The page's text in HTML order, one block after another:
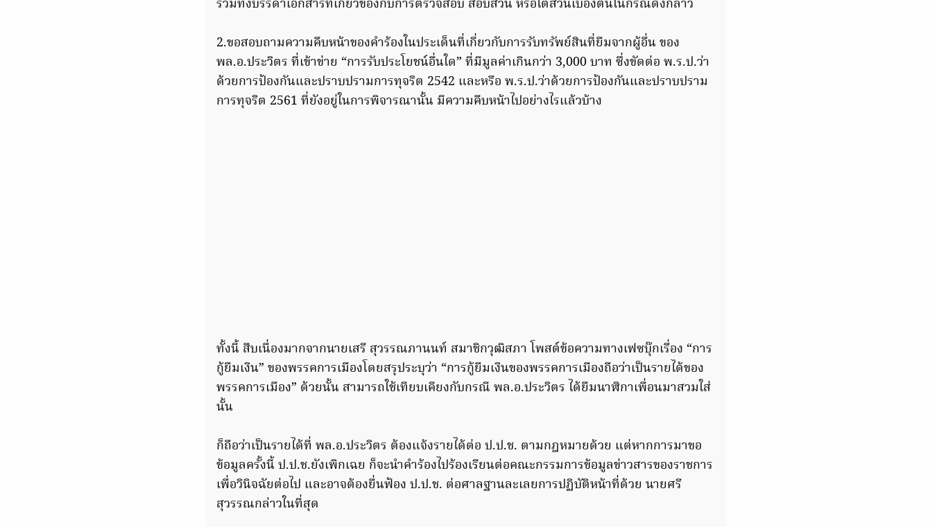
รวมทั้งบรรดาเอกสารที่เกี่ยวข้องกับการตรวจสอบ สอบสวน หรือไต่สวนเบื้องต้นในกรณีดังกล่าว
2.ขอสอบถามความคืบหน้าของคำร้องในประเด็นที่เกี่ยวกับการรับทรัพย์สินที่ยืมจากผู้อื่น ของ
พล.อ.ประวิตร ที่เข้าข่าย “การรับประโยชน์อื่นใด” ที่มีมูลค่าเกินกว่า 3,000 บาท ซึ่งขัดต่อ พ.ร.ป.ว่า
ด้วยการป้องกันและปราบปรามการทุจริต 2542 และหรือ พ.ร.ป.ว่าด้วยการป้องกันและปราบปราม
การทุจริต 2561 ที่ยังอยู่ในการพิจารณานั้น มีความคืบหน้าไปอย่างไรแล้วบ้าง
ทั้งนี้ สืบเนื่องมากจากนายเสรี สุวรรณภานนท์ สมาชิกวุฒิสภา โพสต์ข้อความทางเฟซบุ๊กเรื่อง “การ
กู้ยืมเงิน” ของพรรคการเมืองโดยสรุประบุว่า “การกู้ยืมเงินของพรรคการเมืองถือว่าเป็นรายได้ของ
พรรคการเมือง” ด้วยนั้น สามารถใช้เทียบเคียงกับกรณี พล.อ.ประวิตร ได้ยืมนาฬิกาเพื่อนมาสวมใส่
นั้น
ก็ถือว่าเป็นรายได้ที่ พล.อ.ประวิตร ต้องแจ้งรายได้ต่อ ป.ป.ช. ตามกฎหมายด้วย แต่หากการมาขอ
ข้อมูลครั้งนี้ ป.ป.ช.ยังเพิกเฉย ก็จะนำคำร้องไปร้องเรียนต่อคณะกรรมการข้อมูลข่าวสารของราชการ
เพื่อวินิจฉัยต่อไป และอาจต้องยื่นฟ้อง ป.ป.ช. ต่อศาลฐานละเลยการปฏิบัติหน้าที่ด้วย นายศรี
สุวรรณกล่าวในที่สุด